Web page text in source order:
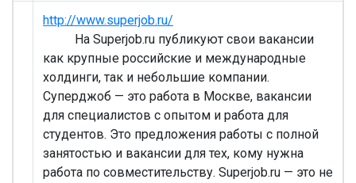
http://www.superjob.ru/
На Superjob.ru публикуют свои вакансии
как крупные российские и международные
холдинги, так и небольшие компании.
Суперджоб — это работа в Москве, вакансии
для специалистов с опытом и работа для
студентов. Это предложения работы с полной
занятостью и вакансии для тех, кому нужна
работа по совместительству. Superjob.ru — это не